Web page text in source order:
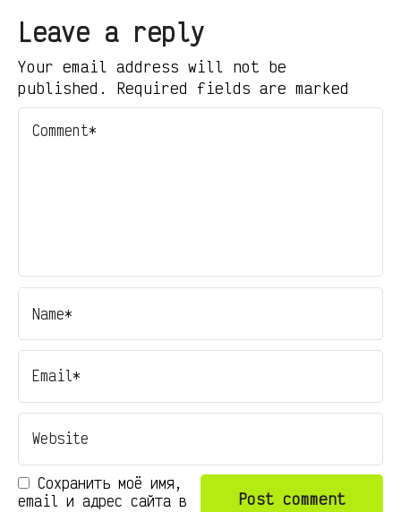
Leave a reply
Your email address will not be
published. Required fields are marked
Сохранить моё имя,
email и адрес сайта в